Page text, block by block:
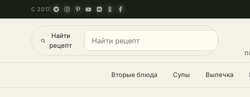
С 2017
Найти
рецепт
Вторые блюда Супы Выпечка